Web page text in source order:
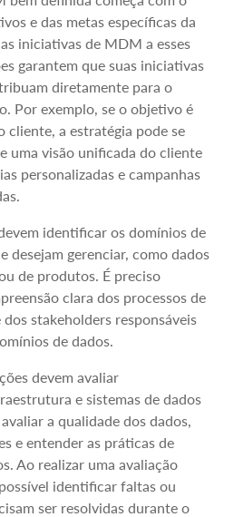
e das metas específicas da
iniciativas de MDM a esses
garantem que suas iniciativas
diretamente para o
Por exemplo, se o objetivo é
cliente, a estratégia pode se
uma visão unificada do cliente
personalizadas e campanhas
identificar os domínios de
desejam gerenciar, como dados
de produtos. É preciso
clara dos processos de
stakeholders responsáveis
de dados.
devem avaliar
e sistemas de dados
a qualidade dos dados,
e entender as práticas de
Ao realizar uma avaliação
identificar faltas ou
ser resolvidas durante o